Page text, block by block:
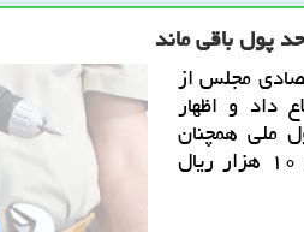
مجلس از
اطلاع داد و اظهار
ملی همچنان
«ریال» خواهد بود و هر ریال جدید معادل ۱۰ هزار ریال